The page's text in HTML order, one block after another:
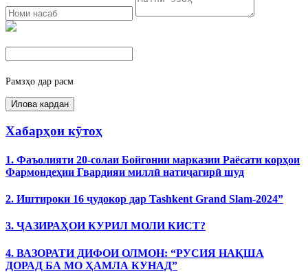
Рамзҳо дар расм
Хабарҳои кӯтоҳ
1. Фаъолияти 20-солаи Бойгонии марказии Раёсати корҳои
Фармондеҳии Гвардияи миллӣ натиҷагирӣ шуд
2. Иштироки 16 ҷудокор дар Tashkent Grand Slam-2024”
3. ҶАЗИРАҲОИ КУРИЛ МОЛИ КИСТ?
4. ВАЗОРАТИ ДИФОИ ОЛМОН: “РУСИЯ НАҚША
ДОРАД БА МО ҲАМЛА КУНАД”